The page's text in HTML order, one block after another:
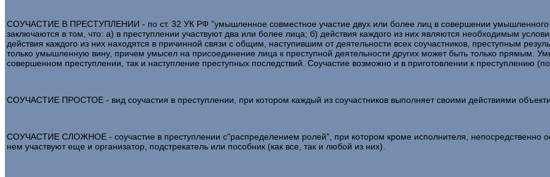
СОУЧАСТИЕ В ПРЕСТУПЛЕНИИ - по ст. 32 УК РФ "умышленное совместное участие двух или более лиц в совершении умышленного
заключаются в том, что: а) в преступлении участвуют два или более лица; б) действия каждого из них являются необходимым
действия каждого из них находятся в причинной связи с общим, наступившим от деятельности всех соучастников, преступным
только умышленную вину, причем умысел на присоединение лица к преступной деятельности других может быть только прямым.
совершенном преступлении, так и наступление преступных последствий. Соучастие возможно и в приготовлении к преступлению
СОУЧАСТИЕ ПРОСТОЕ - вид соучастия в преступлении, при котором каждый из соучастников выполняет своими действиями
СОУЧАСТИЕ СЛОЖНОЕ - соучастие в преступлении с"распределением ролей", при котором кроме исполнителя, непосредственно
нем участвуют еще и организатор, подстрекатель или пособник (как все, так и любой из них).